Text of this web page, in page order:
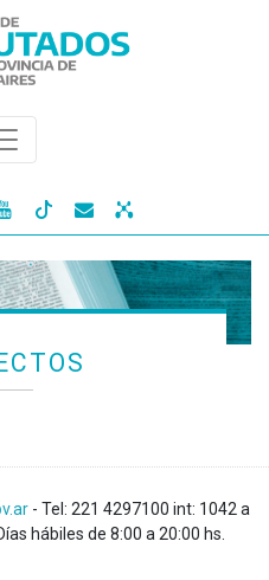
 
- Tel: 221 4297100 int: 1042 a
hábiles de 8:00 a 20:00 hs.